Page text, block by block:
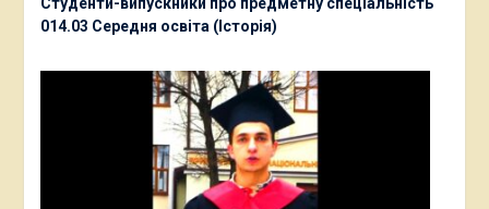
014.03 Середня освіта (Історія)